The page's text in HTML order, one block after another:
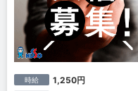
時給 1,250円